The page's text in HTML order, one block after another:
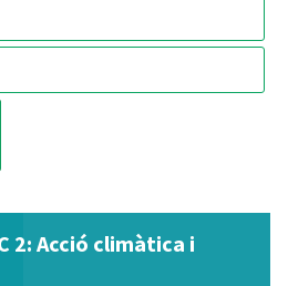
2: Acció climàtica i